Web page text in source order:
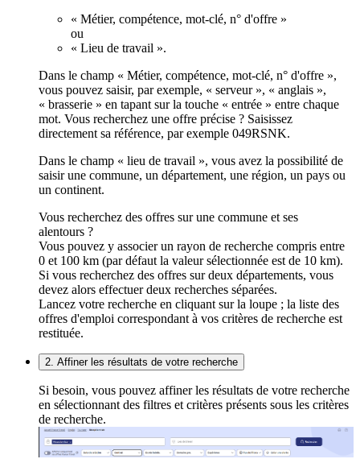
« Métier, compétence, mot-clé, n° d'offre »
ou
« Lieu de travail ».
Dans le champ « Métier, compétence, mot-clé, n° d'offre »,
vous pouvez saisir, par exemple, « serveur », « anglais »,
« brasserie » en tapant sur la touche « entrée » entre chaque
mot. Vous recherchez une offre précise ? Saisissez
directement sa référence, par exemple 049RSNK.
Dans le champ « lieu de travail », vous avez la possibilité de
saisir une commune, un département, une région, un pays ou
un continent.
Vous recherchez des offres sur une commune et ses
alentours ?
Vous pouvez y associer un rayon de recherche compris entre
0 et 100 km (par défaut la valeur sélectionnée est de 10 km).
Si vous recherchez des offres sur deux départements, vous
devez alors effectuer deux recherches séparées.
Lancez votre recherche en cliquant sur la loupe ; la liste des
offres d'emploi correspondant à vos critères de recherche est
restituée.
2. Affiner les résultats de votre recherche
Si besoin, vous pouvez affiner les résultats de votre recherche
en sélectionnant des filtres et critères présents sous les critères
de recherche.